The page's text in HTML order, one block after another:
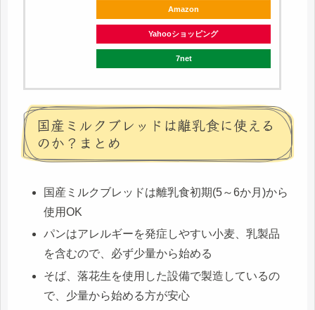
Amazon
Yahooショッピング
7net
国産ミルクブレッドは離乳食に使える
のか？まとめ
国産ミルクブレッドは離乳食初期(5～6か月)から
使用OK
パンはアレルギーを発症しやすい小麦、乳製品
を含むので、必ず少量から始める
そば、落花生を使用した設備で製造しているの
で、少量から始める方が安心